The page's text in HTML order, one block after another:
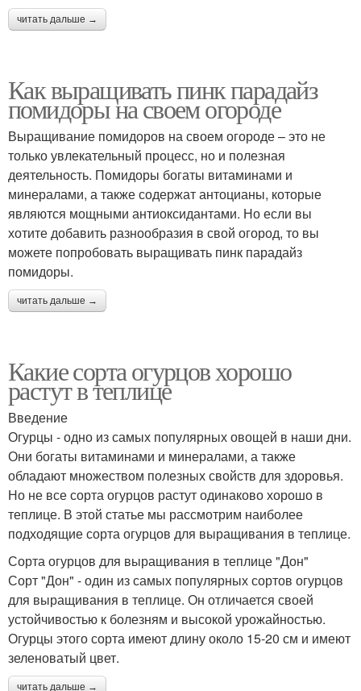
читать дальше →
Как выращивать пинк парадайз
помидоры на своем огороде
Выращивание помидоров на своем огороде – это не
только увлекательный процесс, но и полезная
деятельность. Помидоры богаты витаминами и
минералами, а также содержат антоцианы, которые
являются мощными антиоксидантами. Но если вы
хотите добавить разнообразия в свой огород, то вы
можете попробовать выращивать пинк парадайз
помидоры.
читать дальше →
Какие сорта огурцов хорошо
растут в теплице
Введение
Огурцы - одно из самых популярных овощей в наши дни.
Они богаты витаминами и минералами, а также
обладают множеством полезных свойств для здоровья.
Но не все сорта огурцов растут одинаково хорошо в
теплице. В этой статье мы рассмотрим наиболее
подходящие сорта огурцов для выращивания в теплице.
Сорта огурцов для выращивания в теплице "Дон"
Сорт "Дон" - один из самых популярных сортов огурцов
для выращивания в теплице. Он отличается своей
устойчивостью к болезням и высокой урожайностью.
Огурцы этого сорта имеют длину около 15-20 см и имеют
зеленоватый цвет.
читать дальше →